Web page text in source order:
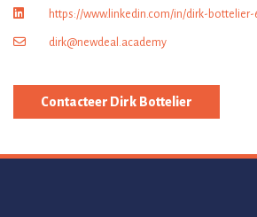
https://www.linkedin.com/in/dirk-bottelier-
dirk@newdeal.academy
Contacteer Dirk Bottelier